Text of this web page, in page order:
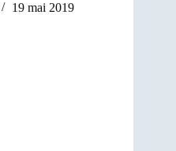
19 mai 2019